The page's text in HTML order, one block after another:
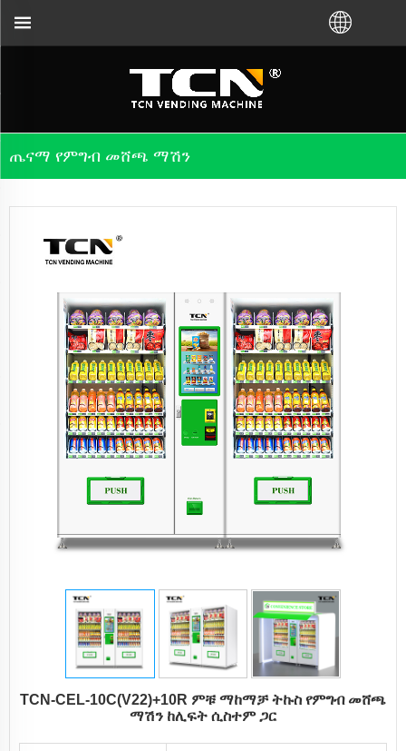
ጤናማ የምግብ መሸጫ ማሽን
TCN-CEL-10C(V22)+10R ምቹ ማከማቻ ትኩስ የምግብ መሸጫ
ማሽን ከሊፍት ሲስተም ጋር
ከ TCN ፋብሪካ ወይም ከሀገር ውስጥ አከፋፋይ